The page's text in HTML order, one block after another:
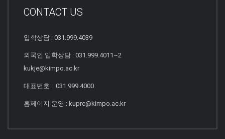
CONTACT US
입학상담 : 031.999.4039
외국인 입학상담 : 031.999.4011~2
kukje@kimpo.ac.kr
대표번호 : 031.999.4000
홈페이지 운영 : kuprc@kimpo.ac.kr